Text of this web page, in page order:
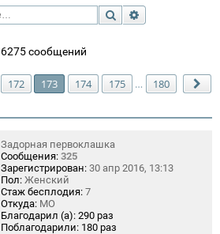
Поиск
6275 сообщений
172 173 174 175 … 180
Задорная первоклашка
Сообщения: 325
Зарегистрирован: 30 апр 2016, 13:13
Пол: Женский
Стаж бесплодия: 7
Откуда: МО
Благодарил (а): 290 раз
Поблагодарили: 180 раз